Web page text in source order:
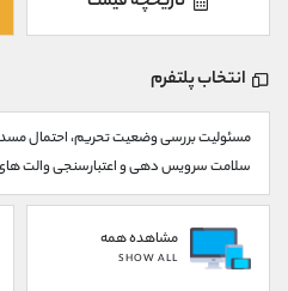
انتخاب پلتفرم
مسئولیت بررسی وضعیت تحریم، احتمال مسدود
سلامت سرویس دهی و اعتبارسنجی والت
مشاهده همه
SHOW ALL